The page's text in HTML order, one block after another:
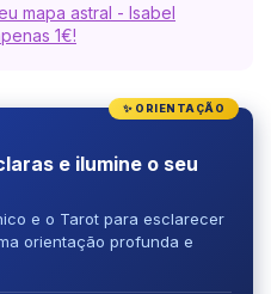
mapa astral - Isabel
1€!
✨ ORIENTAÇÃO
e ilumine o seu
e o Tarot para esclarecer
orientação profunda e